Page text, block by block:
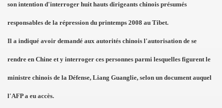
son intention d'interroger huit hauts dirigeants chinois présumés
responsables de la répression du printemps 2008 au Tibet.
Il a indiqué avoir demandé aux autorités chinois l'autorisation de se
rendre en Chine et y interroger ces personnes parmi lesquelles figurent le
ministre chinois de la Défense, Liang Guanglie, selon un document auquel
l'AFP a eu accès.